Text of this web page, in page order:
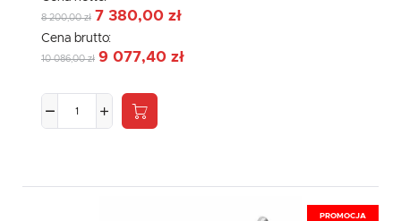
8 200,00 zł 7 380,00 zł
Cena brutto:
10 086,00 zł 9 077,40 zł
PROMOCJA